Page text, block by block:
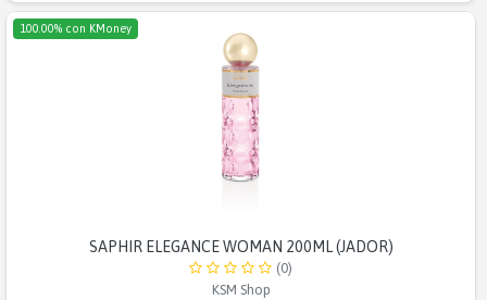
100.00% con KMoney
SAPHIR ELEGANCE WOMAN 200ML (JADOR)
(0)
KSM Shop